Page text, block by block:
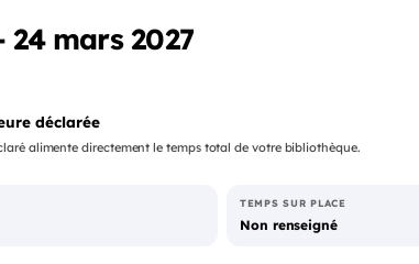
mars 2027
déclarée
alimente directement le temps total de votre bibliothèque.
TEMPS SUR PLACE
Non renseigné